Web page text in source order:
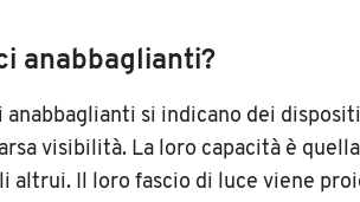
anabbaglianti?
anabbaglianti si indicano dei
visibilità. La loro capacità è
altrui. Il loro fascio di luce viene